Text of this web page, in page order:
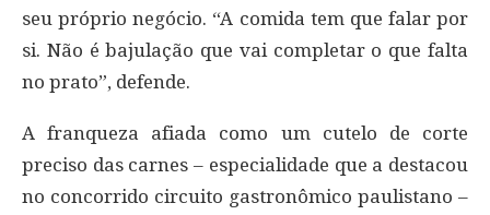
seu próprio negócio. “A comida tem que falar por
si. Não é bajulação que vai completar o que falta
no prato”, defende.
A franqueza afiada como um cutelo de corte
preciso das carnes – especialidade que a destacou
no concorrido circuito gastronômico paulistano –